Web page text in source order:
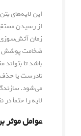
این لایه‌های
از رسیدن
زمان
باشد تا بتواند
نادرست یا
می‌شود.
لایه را حتماً
عوامل موثر